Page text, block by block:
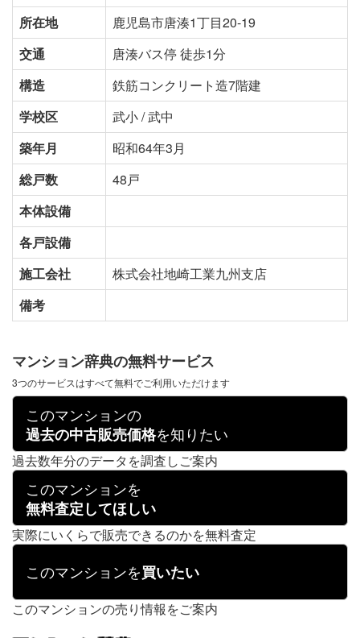
所在地
鹿児島市唐湊1丁目20-19
交通
唐湊バス停 徒歩1分
構造
鉄筋コンクリート造7階建
学校区
武小 / 武中
築年月
昭和64年3月
総戸数
48戸
本体設備
各戸設備
施工会社
株式会社地崎工業九州支店
備考
マンション辞典の無料サービス
3つのサービスはすべて無料でご利用いただけます
このマンションの
過去の中古販売価格を知りたい
過去数年分のデータを調査しご案内
このマンションを
無料査定してほしい
実際にいくらで販売できるのかを無料査定
このマンションを買いたい
このマンションの売り情報をご案内